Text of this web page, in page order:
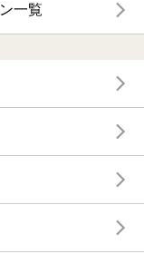
一覧